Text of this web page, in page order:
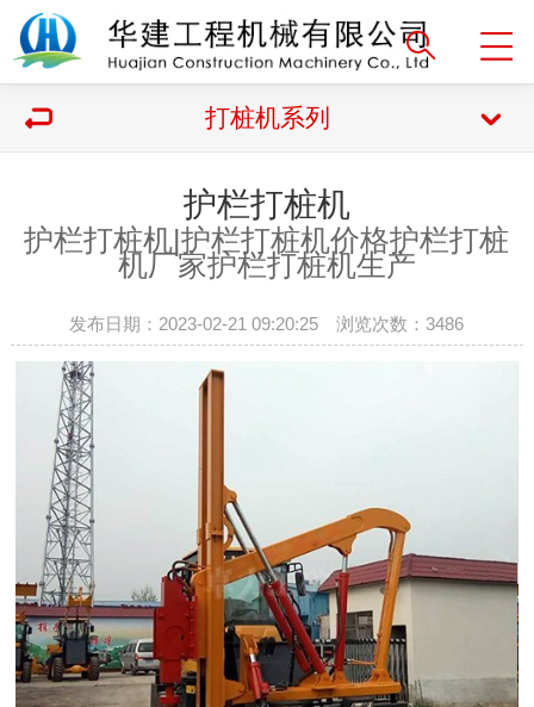
打桩机系列
护栏打桩机
护栏打桩机|护栏打桩机价格护栏打桩
机厂家护栏打桩机生产
发布日期：2023-02-21 09:20:25 浏览次数：3486